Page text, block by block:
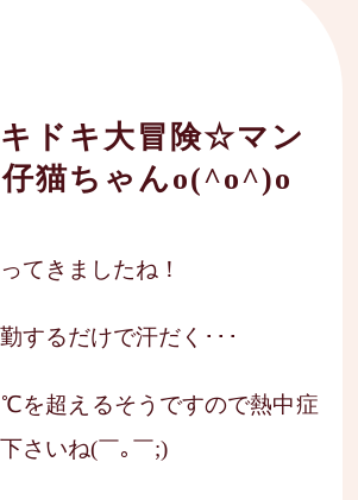
ドキ大冒険☆マン
猫ちゃんo(^o^)o
てきましたね！
するだけで汗だく･･･
を超えるそうですので熱中症
さいね(￣｡￣;)